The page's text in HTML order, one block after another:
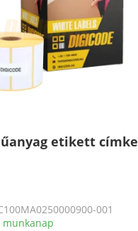
etikett címke
001
munkanap